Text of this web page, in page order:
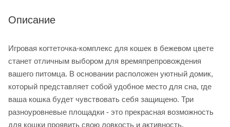
Описание
Игровая когтеточка-комплекс для кошек в бежевом цвете
станет отличным выбором для времяпрепровождения
вашего питомца. В основании расположен уютный домик,
который представляет собой удобное место для сна, где
ваша кошка будет чувствовать себя защищено. Три
разноуровневые площадки - это прекрасная возможность
для кошки проявить свою ловкость и активность.